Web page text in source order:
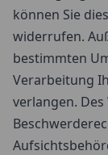
können Sie
widerrufen.
bestimmten
Verarbeitung
verlangen.